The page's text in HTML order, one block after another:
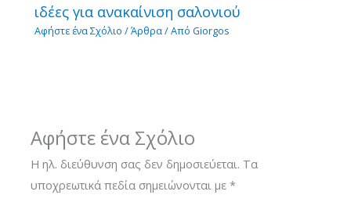
ιδέες για ανακαίνιση σαλονιού
Αφήστε ένα Σχόλιο /Άρθρα/ ΑπόGiorgos
Αφήστε ένα Σχόλιο
Η ηλ. διεύθυνση σας δεν δημοσιεύεται. Τα
υποχρεωτικά πεδία σημειώνονται με*